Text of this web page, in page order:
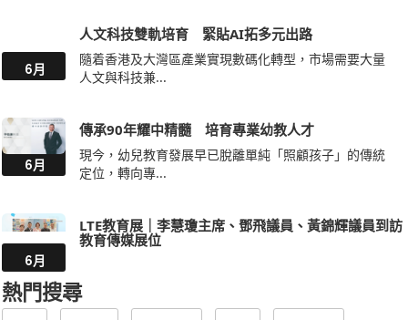
6月
人文科技雙軌培育 緊貼AI拓多元出路
隨着香港及大灣區產業實現數碼化轉型，市場需要大量
人文與科技兼...
6月
傳承90年耀中精髓 培育專業幼教人才
現今，幼兒教育發展早已脫離單純「照顧孩子」的傳統
定位，轉向專...
6月
LTE教育展｜李慧瓊主席、鄧飛議員、黃錦輝議員到訪
教育傳媒展位
熱門搜尋